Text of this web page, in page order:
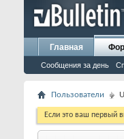
Главная
Сообщения за день
Пользователи
Если это ваш первый